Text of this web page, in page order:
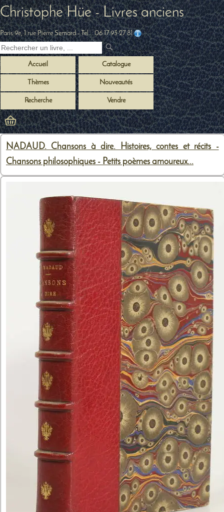
Christophe Hüe - Livres anciens
Paris 9e, 1 rue Pierre Semard- Tel. :06 17 93 27 81
Accueil Catalogue
Thèmes Nouveautés
Recherche Vendre
NADAUD. Chansons à dire. Histoires, contes et récits -
Chansons philosophiques - Petits poèmes amoureux...